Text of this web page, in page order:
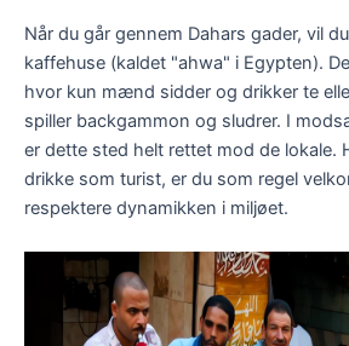
Når du går gennem Dahars gader, vil
kaffehuse (kaldet "ahwa" i Egypten).
hvor kun mænd sidder og drikker te
spiller backgammon og sludrer. I
er dette sted helt rettet mod de lokale.
drikke som turist, er du som regel
respektere dynamikken i miljøet.